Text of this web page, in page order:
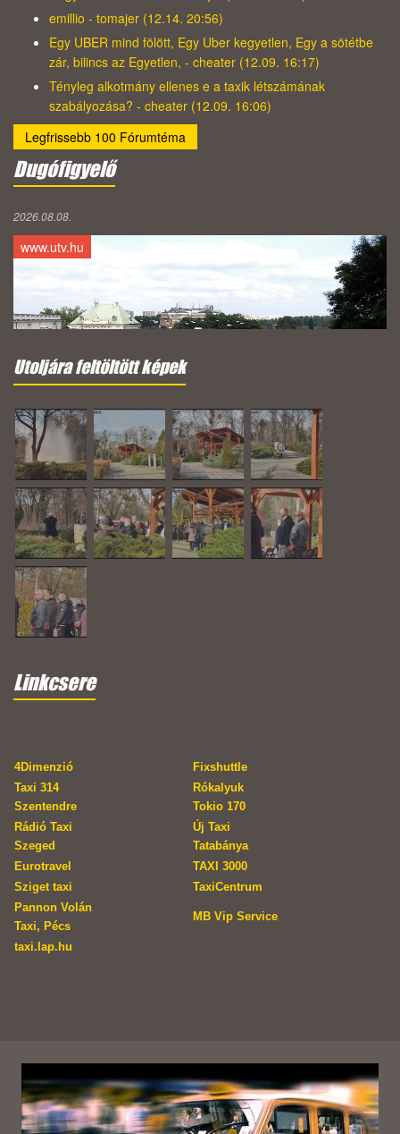
emillio - tomajer (12.14. 20:56)
Egy UBER mind fölött, Egy Uber kegyetlen, Egy a sötétbe
zár, bilincs az Egyetlen, - cheater (12.09. 16:17)
Tényleg alkotmány ellenes e a taxik létszámának
szabályozása? - cheater (12.09. 16:06)
Legfrissebb 100 Fórumtéma
Dugófigyelő
2026.08.08.
www.utv.hu
Utoljára feltöltött képek
Linkcsere
4Dimenzió
Fixshuttle
Taxi 314
Szentendre
Rókalyuk
Tokio 170
Rádió Taxi
Szeged
Új Taxi
Tatabánya
Eurotravel
TAXI 3000
Sziget taxi
TaxiCentrum
Pannon Volán
Taxi, Pécs
MB Vip Service
taxi.lap.hu